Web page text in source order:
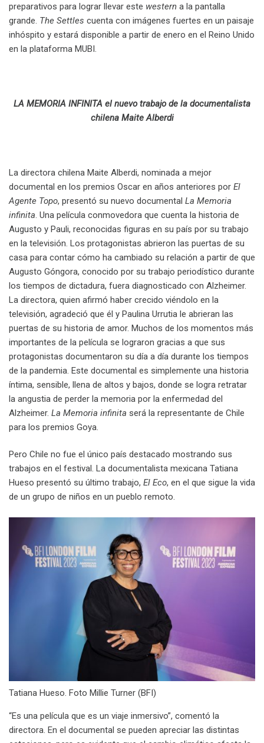
preparativos para lograr llevar este western a la pantalla
grande. The Settles cuenta con imágenes fuertes en un paisaje
inhóspito y estará disponible a partir de enero en el Reino Unido
en la plataforma MUBI.
LA MEMORIA INFINITA el nuevo trabajo de la documentalista
chilena Maite Alberdi
La directora chilena Maite Alberdi, nominada a mejor
documental en los premios Oscar en años anteriores por El
Agente Topo, presentó su nuevo documental La Memoria
infinita . Una película conmovedora que cuenta la historia de
Augusto y Pauli, reconocidas figuras en su país por su trabajo
en la televisión. Los protagonistas abrieron las puertas de su
casa para contar cómo ha cambiado su relación a partir de que
Augusto Góngora, conocido por su trabajo periodístico durante
los tiempos de dictadura, fuera diagnosticado con Alzheimer.
La directora, quien afirmó haber crecido viéndolo en la
televisión, agradeció que él y Paulina Urrutia le abrieran las
puertas de su historia de amor. Muchos de los momentos más
importantes de la película se lograron gracias a que sus
protagonistas documentaron su día a día durante los tiempos
de la pandemia. Este documental es simplemente una historia
íntima, sensible, llena de altos y bajos, donde se logra retratar
la angustia de perder la memoria por la enfermedad del
Alzheimer. La Memoria infinita será la representante de Chile
para los premios Goya.
Pero Chile no fue el único país destacado mostrando sus
trabajos en el festival. La documentalista mexicana Tatiana
Hueso presentó su último trabajo, El Eco, en el que sigue la vida
de un grupo de niños en un pueblo remoto.
Tatiana Hueso. Foto Millie Turner (BFI)
“Es una película que es un viaje inmersivo”, comentó la
directora. En el documental se pueden apreciar las distintas